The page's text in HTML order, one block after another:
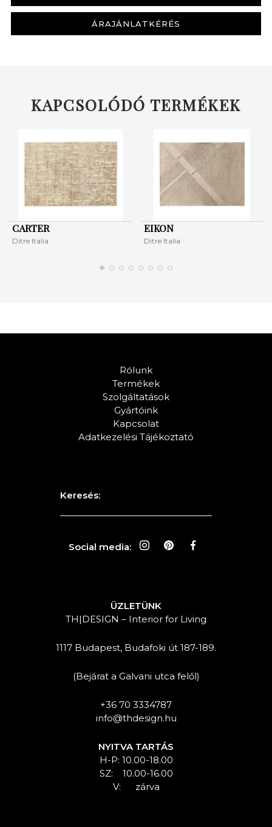
ÁRAJÁNLATKÉRÉS
KAPCSOLÓDÓ TERMÉKEK
CARTER
Ditre Italia
EIKON
Ditre Italia
Rólunk
Termékek
Szolgáltatások
Gyártóink
Kapcsolat
Adatkezelési Tájékoztató
Keresés:
Social media:
ÜZLETÜNK
TH|DESIGN – Interior for Living
1117 Budapest, Budafoki út 187-189.
(Bejárat a Galvani utca felől)
+36 70 3334787
info@thdesign.hu
NYITVA TARTÁS
H-P: 10.00-18.00
SZ: 10.00-16.00
V: zárva